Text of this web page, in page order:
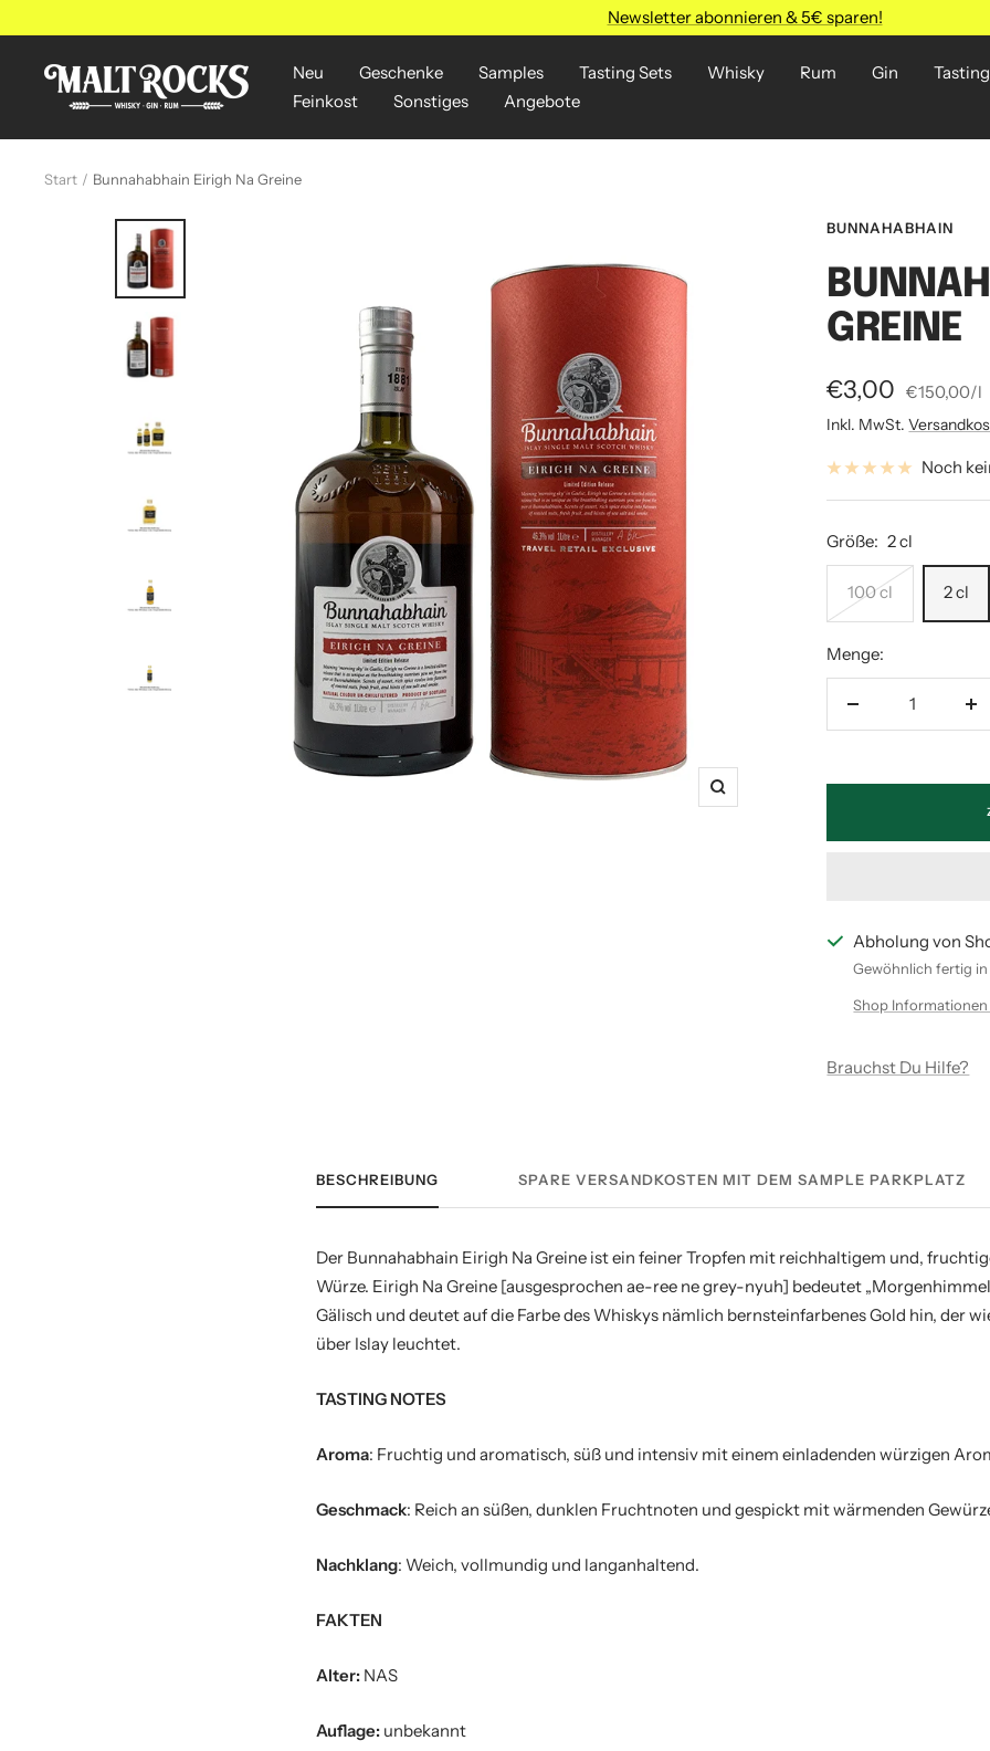
zum
Newsletter abonnieren & 5€ sparen!
Neu Geschenke Samples Tasting Sets Whisky Rum Gin
Feinkost
Sonstiges Angebote
MALT
ROCKS
Start Bunnahabhain Eirigh Na Greine
Zoom
BUNNAHABHAIN
GREINE
Angebotspreis
€3,00 €150,00/l
Inkl. MwSt.
Noch
Größe: 2 cl
100 cl 2 cl
Menge:
Abholung von
Gewöhnlich fertig
Shop Informationen
Brauchst Du Hilfe?
BESCHREIBUNG SPARE VERSANDKOSTEN MIT DEM SAMPLE PARKPLATZ
Der Bunnahabhain Eirigh Na Greine ist ein feiner Tropfen mit reichhaltigem und,
Würze. Eirigh Na Greine [ausgesprochen ae-ree ne grey-nyuh] bedeutet
Gälisch und deutet auf die Farbe des Whiskys nämlich bernsteinfarbenes Gold hin, der
über Islay leuchtet.
TASTING NOTES
Aroma: Fruchtig und aromatisch, süß und intensiv mit einem einladenden würzigen
Geschmack: Reich an süßen, dunklen Fruchtnoten und gespickt mit wärmenden
Nachklang: Weich, vollmundig und langanhaltend.
FAKTEN
Alter: NAS
Auflage: unbekannt